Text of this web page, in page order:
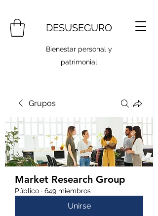
DESUSEGURO
Bienestar personal y
patrimonial
Grupos
Market Research Group
Público · 649 miembros
Unirse